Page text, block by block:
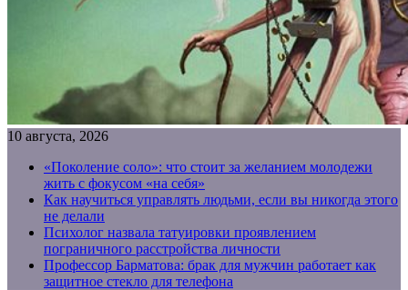
10 августа, 2026
«Поколение соло»: что стоит за желанием молодежи
жить с фокусом «на себя»
Как научиться управлять людьми, если вы никогда этого
не делали
Психолог назвала татуировки проявлением
пограничного расстройства личности
Профессор Барматова: брак для мужчин работает как
защитное стекло для телефона